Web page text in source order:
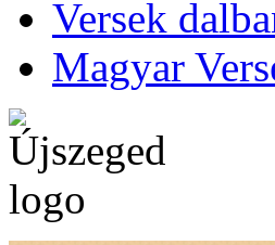
Versek
Magyar